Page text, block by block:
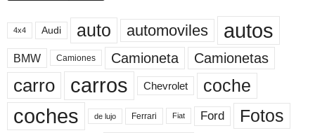
4x4 Audi auto automoviles autos
BMW Camiones Camioneta Camionetas
carro carros Chevrolet coche
coches de lujo Ferrari Fiat Ford Fotos